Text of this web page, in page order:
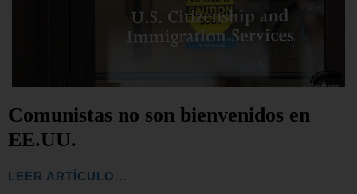
Comunistas no son bienvenidos en
EE.UU.
LEER ARTÍCULO...